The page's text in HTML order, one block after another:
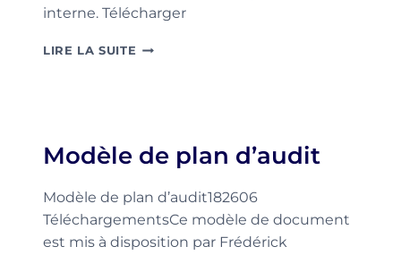
interne. Télécharger
LIRE LA SUITE MODÈLE
Modèle de plan d’audit
Modèle de plan d’audit182606
TéléchargementsCe modèle de document
est mis à disposition par Frédérick